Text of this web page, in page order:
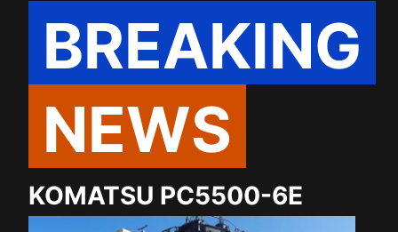
BREAKING
NEWS
KOMATSU PC5500-6E